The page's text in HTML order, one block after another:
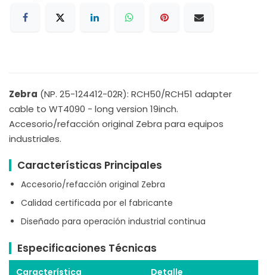
Zebra (NP. 25-124412-02R): RCH50/RCH51 adapter
cable to WT4090 - long version 19inch.
Accesorio/refacción original Zebra para equipos
industriales.
Características Principales
Accesorio/refacción original Zebra
Calidad certificada por el fabricante
Diseñado para operación industrial continua
Especificaciones Técnicas
Característica
Detalle